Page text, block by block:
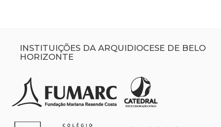
INSTITUIÇÕES DA ARQUIDIOCESE DE BELO
HORIZONTE